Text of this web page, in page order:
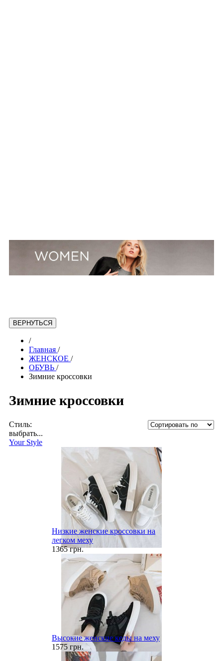
/
Главная /
ЖЕНСКОЕ /
ОБУВЬ /
Зимние кроссовки
Зимние кроссовки
Стиль:
выбрать...
Your Style
Низкие женские кроссовки на
легком меху
1365 грн.
Высокие женские кеды на меху
1575 грн.